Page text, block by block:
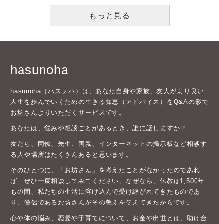
もっと見る
hasunoha
hasunoha（ハスノハ）は、あなた自身や家族、友人がより良い
人生を歩んでいくための生きる知恵（アドバイス）をQ&Aの形で
お坊さんよりいただくサービスです。
あなたは、悩みや相談ごとがあるとき、誰に話しますか？
友だち、同僚、先生、両親、インターネットの掲示板など相談す
る人や場所はたくさんあると思います。
そのひとつに、「お坊さん」を考えたことがなかったのであれ
ば、ぜひ一度相談してみてください。なぜなら、仏教は1,500年
もの間、私たちの生活に溶け込んで受け継がれてきたものであ
り、僧侶であるお坊さんがその教えを伝えてきたからです。
心や体の悩み、恋愛や子育てについて、お金や出世とは、助け合